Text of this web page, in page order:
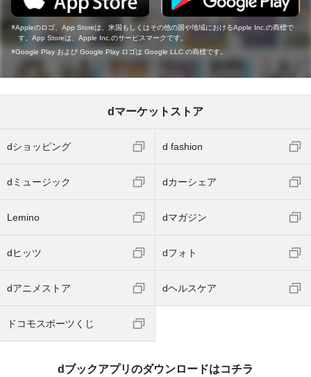
Appleのロゴ、App Storeは、米国もしくはその他の国や地域におけるApple Inc.の商標で
す。App Storeは、Apple Inc.のサービスマークです。
Google Play および Google Play ロゴは Google LLC の商標です。
dマーケットストア
dショッピング d fashion
dミュージック dカーシェア
Lemino dマガジン
dヒッツ dフォト
dアニメストア dヘルスケア
ドコモスポーツくじ
dブックアプリのダウンロードはコチラ